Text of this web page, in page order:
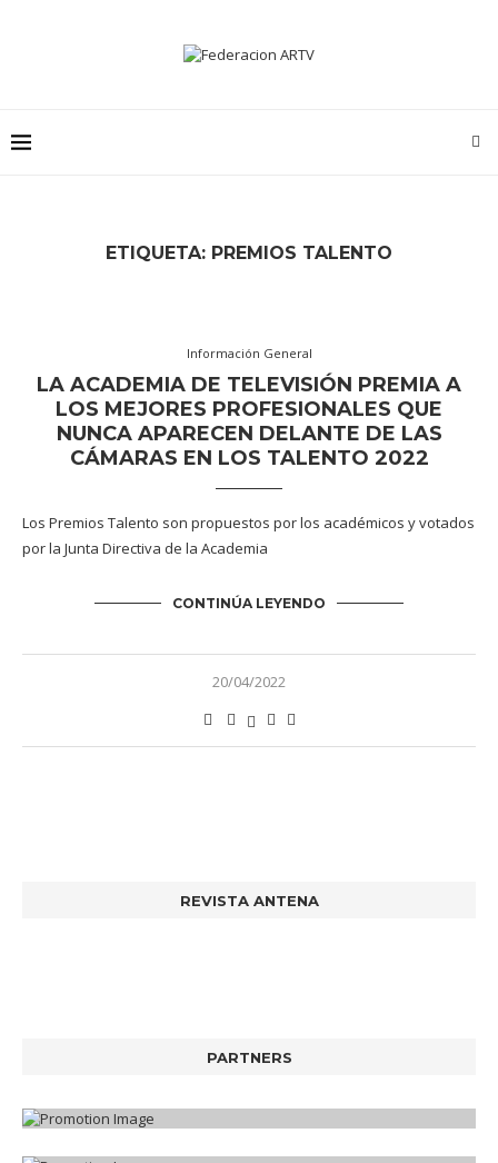
ETIQUETA: PREMIOS TALENTO
Información General
LA ACADEMIA DE TELEVISIÓN PREMIA A
LOS MEJORES PROFESIONALES QUE
NUNCA APARECEN DELANTE DE LAS
CÁMARAS EN LOS TALENTO 2022
Los Premios Talento son propuestos por los académicos y votados
por la Junta Directiva de la Academia
CONTINÚA LEYENDO
20/04/2022
REVISTA ANTENA
PARTNERS